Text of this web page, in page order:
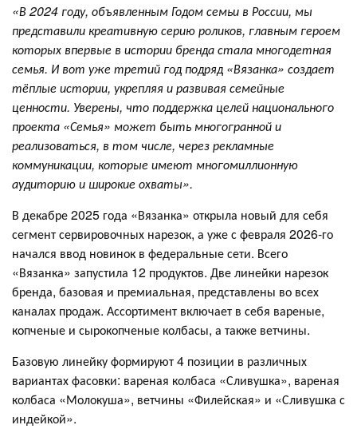
«В 2024 году, объявленным Годом семьи в России, мы
представили креативную серию роликов, главным героем
которых впервые в истории бренда стала многодетная
семья. И вот уже третий год подряд «Вязанка» создает
тёплые истории, укрепляя и развивая семейные
ценности. Уверены, что поддержка целей национального
проекта «Семья» может быть многогранной и
реализоваться, в том числе, через рекламные
коммуникации, которые имеют многомиллионную
аудиторию и широкие охваты».
В декабре 2025 года «Вязанка» открыла новый для себя
сегмент сервировочных нарезок, а уже с февраля 2026-го
начался ввод новинок в федеральные сети. Всего
«Вязанка» запустила 12 продуктов. Две линейки нарезок
бренда, базовая и премиальная, представлены во всех
каналах продаж. Ассортимент включает в себя вареные,
копченые и сырокопченые колбасы, а также ветчины.
Базовую линейку формируют 4 позиции в различных
вариантах фасовки: вареная колбаса «Сливушка», вареная
колбаса «Молокуша», ветчины «Филейская» и «Сливушка с
индейкой».